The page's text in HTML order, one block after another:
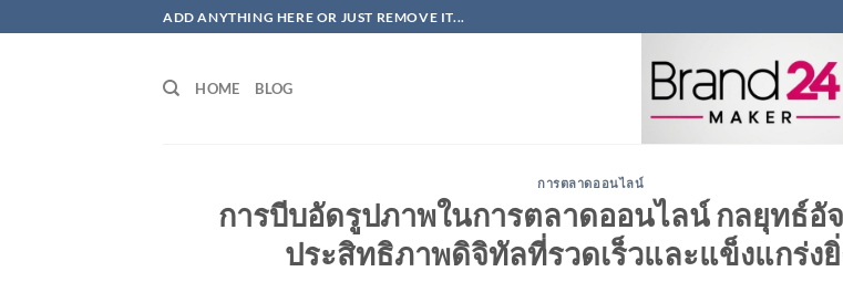
ไป
ADD ANYTHING HERE OR JUST REMOVE IT...
HOME BLOG
การตลาดออนไลน์
การบีบอัดรูปภาพในการตลาดออนไลน์ กลยุทธ์อั
ประสิทธิภาพดิจิทัลที่รวดเร็วและแข็งแกร่ง